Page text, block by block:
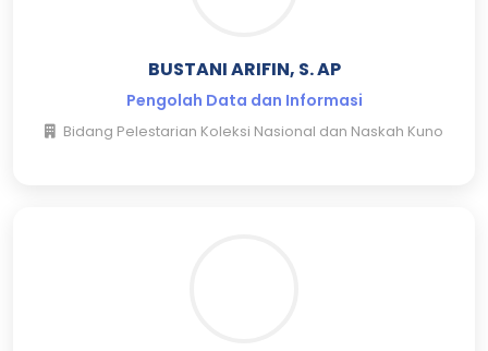
BUSTANI ARIFIN, S. AP
Pengolah Data dan Informasi
Bidang Pelestarian Koleksi Nasional dan Naskah Kuno